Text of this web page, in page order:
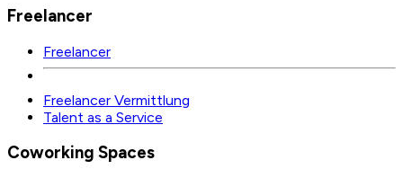
Freelancer
Freelancer
Freelancer Vermittlung
Talent as a Service
Coworking Spaces